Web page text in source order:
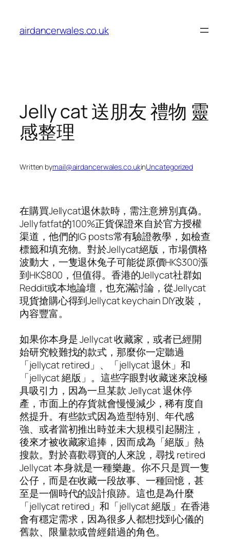
content
airdancerwales.co.uk
Jelly cat 送朋友 禮物 靈
感整理
Written bymail@airdancerwales.co.ukinUncategorized
在購買Jellycat退休款時，需注意辨別真偽。
Jellyfatfat的100%正貨保證來自於官方授權
渠道，他們的IG posts常有驗證教學，如檢查
標籤和填充物。對於Jellycat絕版，市場價格
波動大，一隻退休兔子可能從原價HK$300漲
到HK$800，但值得。香港的Jellycat社群如
Reddit或本地論壇，也充滿討論，從Jellycat
現貨搶購心得到Jellycat keychain DIY改裝，
內容豐富。
如果你本身是 Jellycat 收藏家，或者已經開
始研究較難找的款式，那麼你一定聽過
「jellycat retired」、「jellycat 退休」和
「jellycat 絕版」。這些字眼對收藏迷來說極
具吸引力，因為一旦某款 Jellycat 退休停
產，市面上的存貨就會慢慢減少，稀有度自
然提升。有些款式因為造型特別、年代感
強、或者當初推出時並未大規模引起關注，
後來才被收藏家追捧，因而成為「絕版」熱
搜款。對於喜歡尋寶的人來說，尋找 retired
Jellycat 本身就是一種樂趣。你不只是買一隻
公仔，而是在收藏一段故事、一種回憶，甚
至是一個時代的設計痕跡。這也是為什麼
「jellycat retired」和「jellycat 絕版」在香港
會有穩定需求，因為很多人都想找到心儀的
舊款、限量款或曾經錯過的角色。